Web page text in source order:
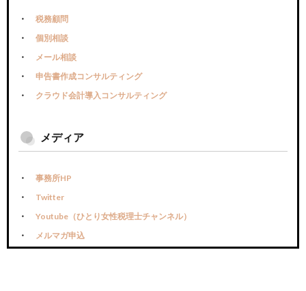
税務顧問
個別相談
メール相談
申告書作成コンサルティング
クラウド会計導入コンサルティング
メディア
事務所HP
Twitter
Youtube（ひとり女性税理士チャンネル）
メルマガ申込